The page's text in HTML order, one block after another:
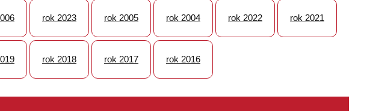
rok 2023 rok 2005 rok 2004 rok 2022 rok 2021
rok 2018 rok 2017 rok 2016